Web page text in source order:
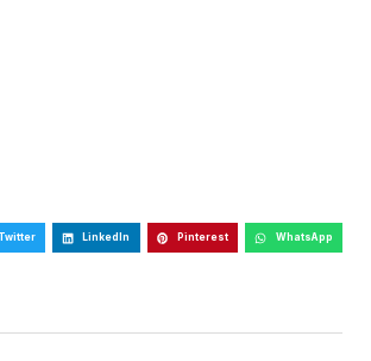
Twitter LinkedIn Pinterest WhatsApp